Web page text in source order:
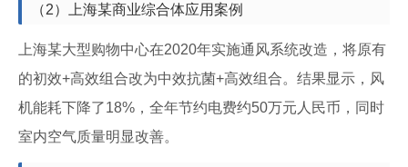
（2）上海某商业综合体应用案例
上海某大型购物中心在2020年实施通风系统改造，将原有
的初效+高效组合改为中效抗菌+高效组合。结果显示，风
机能耗下降了18%，全年节约电费约50万元人民币，同时
室内空气质量明显改善。